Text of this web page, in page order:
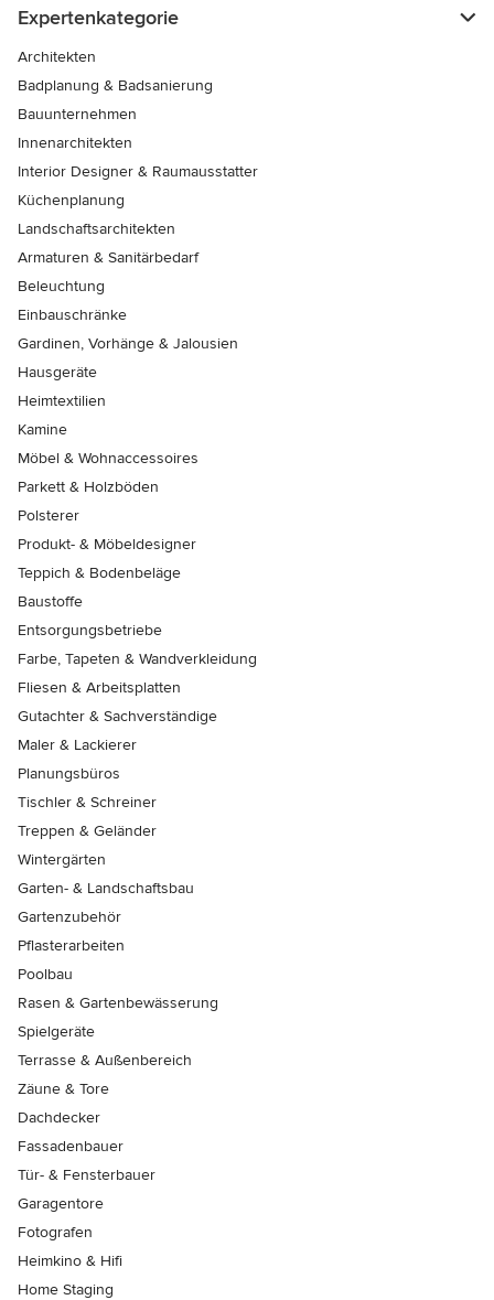
Expertenkategorie
Architekten
Badplanung & Badsanierung
Bauunternehmen
Innenarchitekten
Interior Designer & Raumausstatter
Küchenplanung
Landschaftsarchitekten
Armaturen & Sanitärbedarf
Beleuchtung
Einbauschränke
Gardinen, Vorhänge & Jalousien
Hausgeräte
Heimtextilien
Kamine
Möbel & Wohnaccessoires
Parkett & Holzböden
Polsterer
Produkt- & Möbeldesigner
Teppich & Bodenbeläge
Baustoffe
Entsorgungsbetriebe
Farbe, Tapeten & Wandverkleidung
Fliesen & Arbeitsplatten
Gutachter & Sachverständige
Maler & Lackierer
Planungsbüros
Tischler & Schreiner
Treppen & Geländer
Wintergärten
Garten- & Landschaftsbau
Gartenzubehör
Pflasterarbeiten
Poolbau
Rasen & Gartenbewässerung
Spielgeräte
Terrasse & Außenbereich
Zäune & Tore
Dachdecker
Fassadenbauer
Tür- & Fensterbauer
Garagentore
Fotografen
Heimkino & Hifi
Home Staging